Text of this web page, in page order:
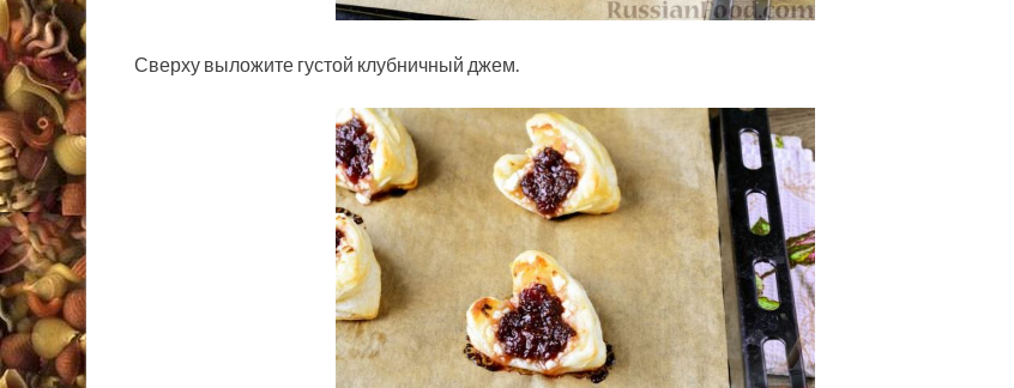
Сверху выложите густой клубничный джем.